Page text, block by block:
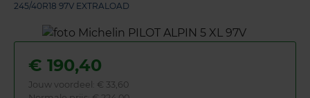
245/40R18 97V EXTRALOAD
€ 190,40
Jouw voordeel: € 33,60